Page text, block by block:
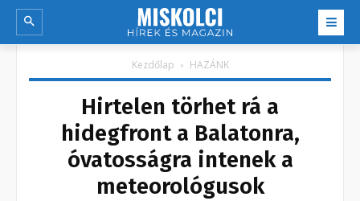
Kezdőlap HAZÁNK
Hirtelen törhet rá a
hidegfront a Balatonra,
óvatosságra intenek a
meteorológusok